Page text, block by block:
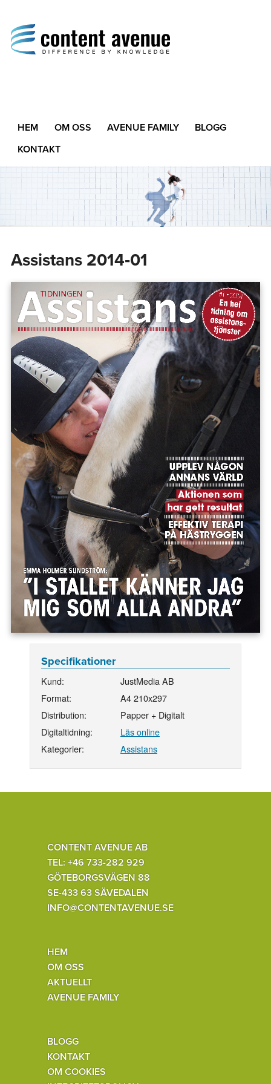
Difference by Knowledge
HEM OM OSS AVENUE FAMILY
BLOGG
KONTAKT
Assistans 2014‑01
Specifikationer
Kund:
JustMedia AB
Format:
A4 210x297
Distribution:
Papper + Digitalt
Digitaltidning:
Läs online
Kategorier:
Assistans
CONTENT AVENUE AB
TEL: +46 733-282 929
GÖTEBORGSVÄGEN 88
SE-433 63 SÄVEDALEN
INFO@CONTENTAVENUE.SE
HEM
OM OSS
AKTUELLT
AVENUE FAMILY
BLOGG
KONTAKT
OM COOKIES